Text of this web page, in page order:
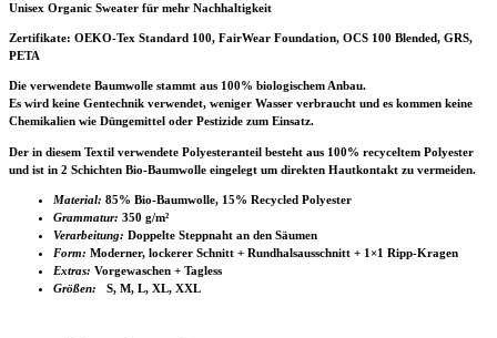
Unisex Organic Sweater für mehr Nachhaltigkeit
Zertifikate: OEKO-Tex Standard 100, FairWear Foundation, OCS 100 Blended, GRS,
PETA
Die verwendete Baumwolle stammt aus 100% biologischem Anbau.
Es wird keine Gentechnik verwendet, weniger Wasser verbraucht und es kommen keine
Chemikalien wie Düngemittel oder Pestizide zum Einsatz.
Der in diesem Textil verwendete Polyesteranteil besteht aus 100% recyceltem Polyester
und ist in 2 Schichten Bio-Baumwolle eingelegt um direkten Hautkontakt zu vermeiden.
Material: 85% Bio-Baumwolle, 15% Recycled Polyester
Grammatur: 350 g/m²
Verarbeitung: Doppelte Steppnaht an den Säumen
Form: Moderner, lockerer Schnitt + Rundhalsausschnitt + 1×1 Ripp-Kragen
Extras: Vorgewaschen + Tagless
Größen: S, M, L, XL, XXL